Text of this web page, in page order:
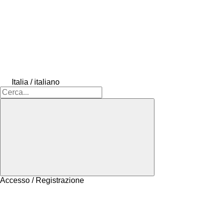
Italia / italiano
Accesso / Registrazione